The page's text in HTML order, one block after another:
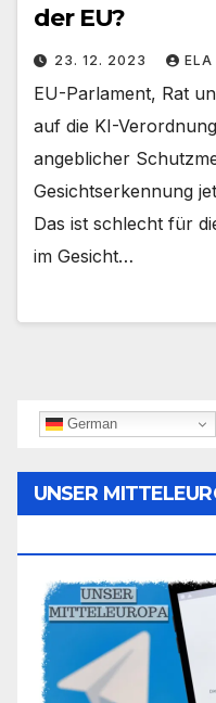
der EU?
23. 12. 2023 ELA
EU-Parlament, Rat
auf die KI-
angeblicher
Gesichtserkennung
Das ist schlecht für
im Gesicht…
German
UNSER